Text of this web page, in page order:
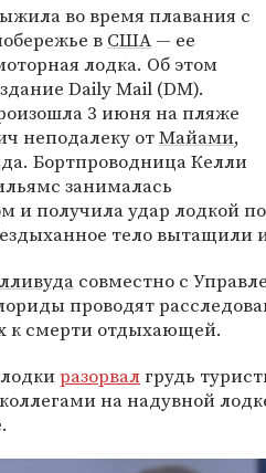
во время плавания с
в США — ее
лодка. Об этом
Daily Mail (DM).
3 июня на пляже
неподалеку отМайами,
Бортпроводница Келли
занималась
и получила удар лодкой по
тело вытащили
совместно с
проводят
к смерти отдыхающей.
разорвалгрудь
на надувной